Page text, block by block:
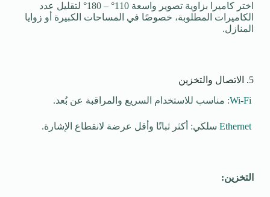
اختر كاميرا بزاوية تصوير واسعة 110° – 180° لتقليل عدد
الكاميرات المطلوبة، خصوصًا في المساحات الكبيرة أو زوايا
المنازل.
5. الاتصال والتخزين
Wi-Fi: مناسب للاستخدام السريع والمراقبة عن بُعد.
Ethernetسلكي: أكثر ثباتًا وأقل عرضة لانقطاع الإشارة.
التخزين: